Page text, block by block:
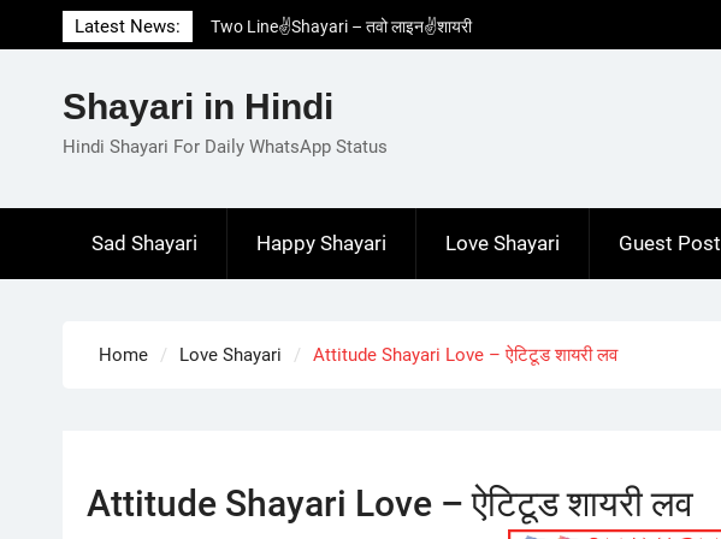
to
Latest News:
Two Line✌️Shayari – तवो लाइन✌️शायरी
Love😓Lines In Hindi – लव😓लाइन्स इन हिंदी
Love🥳Poetry In Hindi – लव🥳पोएट्री इन हिंदी
1 Line☝️Shayari In Hindi – १ लाइन☝️शायरी इन
Shayari in Hindi
Hindi Shayari For Daily WhatsApp Status
Sad Shayari Happy Shayari Love Shayari Guest Post
Home Love Shayari Attitude Shayari Love – ऐटिटूड शायरी लव
Attitude Shayari Love – ऐटिटूड शायरी लव